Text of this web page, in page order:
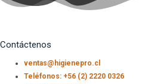
Contáctenos
ventas@higienepro.cl
Teléfonos: +56 (2) 2220 0326